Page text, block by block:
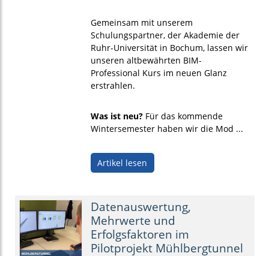
Gemeinsam mit unserem
Schulungspartner, der Akademie der
Ruhr-Universität in Bochum, lassen wir
unseren altbewährten BIM-
Professional Kurs im neuen Glanz
erstrahlen.
Was ist neu?Für das kommende
Wintersemester haben wir die Mod ...
Artikel lesen
Datenauswertung,
Mehrwerte und
Erfolgsfaktoren im
Pilotprojekt Mühlbergtunnel